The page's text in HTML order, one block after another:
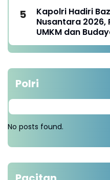
Kapolri Hadiri
Nusantara
UMKM dan
Polri
No posts found.